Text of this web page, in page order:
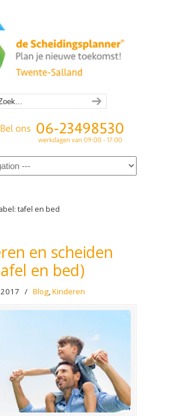
tafel en bed
en scheiden
en bed)
/ Blog,Kinderen